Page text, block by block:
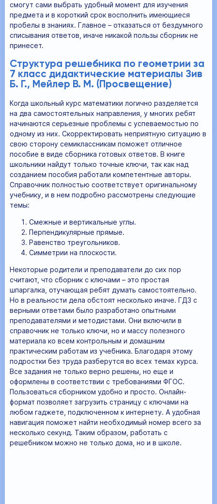
смогут сами выбрать удобный момент для изучения
предмета и в короткий срок восполнить имеющиеся
пробелы в знаниях. Главное – отказаться от бездумного
списывания ответов, иначе никакой пользы сборник не
принесет.
Структура решебника по геометрии за
7 класс дидактические материалы Зив
Б. Г., Мейлер В. М. (Просвещение)
Когда школьный курс математики логично разделяется
на два самостоятельных направления, у многих ребят
начинаются серьезные проблемы с успеваемостью по
одному из них. Скорректировать неприятную ситуацию в
свою сторону семиклассникам поможет отличное
пособие в виде сборника готовых ответов. В книге
школьники найдут только точные ключи, так как над
созданием пособия работали компетентные авторы.
Справочник полностью соответствует оригинальному
учебнику, и в нем подробно рассмотрены следующие
темы:
Смежные и вертикальные углы.
Перпендикулярные прямые.
Равенство треугольников.
Симметрии на плоскости.
Некоторые родители и преподаватели до сих пор
считают, что сборник с ключами – это простая
шпаргалка, отучающая ребят думать самостоятельно.
Но в реальности дела обстоят несколько иначе. ГДЗ с
верными ответами было разработано опытными
преподавателями и методистами. Они включили в
справочник не только ключи, но и массу полезного
материала ко всем контрольным и домашним
практическим работам из учебника. Благодаря этому
подростки без труда разберутся во всех темах курса.
Все задания не только верно решены, но еще и
оформлены в соответствии с требованиями ФГОС.
Пользоваться сборником удобно и просто. Онлайн-
формат позволяет загрузить страницу с ключами на
любом гаджете, подключенном к интернету. А удобная
навигация поможет найти необходимый номер всего за
несколько секунд. Таким образом, работать с
решебником можно не только дома, но и в школе.